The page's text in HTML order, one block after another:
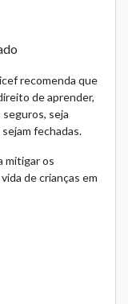
recomenda que
de aprender,
seja
fechadas.
mitigar os
de crianças em